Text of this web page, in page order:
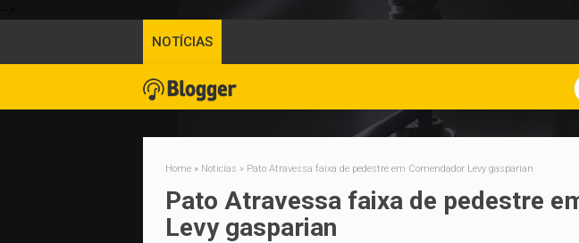
NOTÍCIAS
Home » Noticias » Pato Atravessa faixa de pedestre em Comendador Levy gasparian
Pato Atravessa faixa de pedestre
Levy gasparian